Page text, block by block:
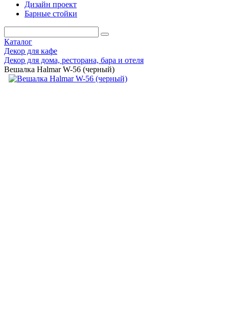
Дизайн проект
Барные стойки
Каталог
Декор для кафе
Декор для дома, ресторана, бара и отеля
Вешалка Halmar W-56 (черный)